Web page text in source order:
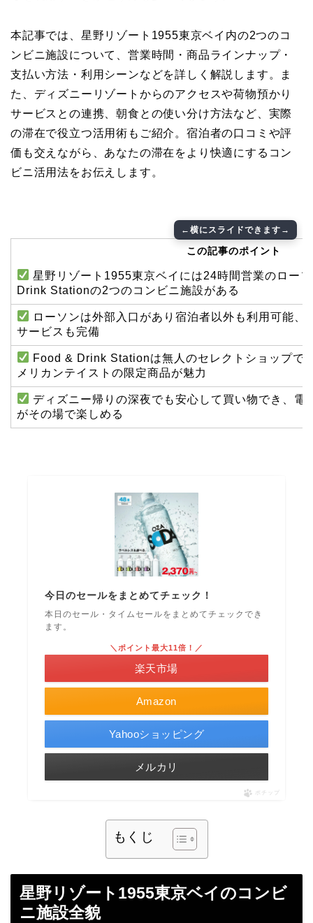
本記事では、星野リゾート1955東京ベイ内の2つのコ
ンビニ施設について、営業時間・商品ラインナップ・
支払い方法・利用シーンなどを詳しく解説します。ま
た、ディズニーリゾートからのアクセスや荷物預かり
サービスとの連携、朝食との使い分け方法など、実際
の滞在で役立つ活用術もご紹介。宿泊者の口コミや評
価も交えながら、あなたの滞在をより快適にするコン
ビニ活用法をお伝えします。
この記事のポイント
星野リゾート1955東京ベイには24時間営業のロー
Drink Stationの2つのコンビニ施設がある
ローソンは外部入口があり宿泊者以外も利用可能、
サービスも完備
Food & Drink Stationは無人のセレクトショップで
メリカンテイストの限定商品が魅力
ディズニー帰りの深夜でも安心して買い物でき、電
がその場で楽しめる
今日のセールをまとめてチェック！
本日のセール・タイムセールをまとめてチェックでき
ます。
Amazon
＼ポイント最大11倍！／
楽天市場
Yahooショッピング
メルカリ
ポチップ
もくじ
星野リゾート1955東京ベイのコンビ
ニ施設全貌